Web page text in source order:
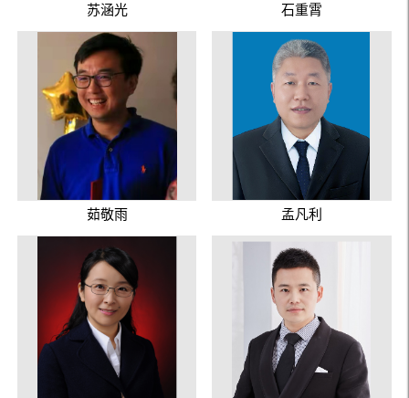
苏涵光 石重霄
茹敬雨 孟凡利